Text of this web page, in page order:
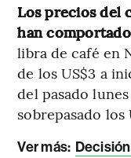
Los precios del
han
libra de café en
de los US$3 a
del pasado
sobrepasado los
Ver más: